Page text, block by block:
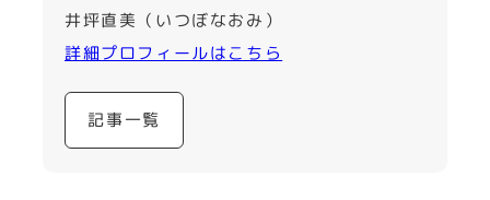
井坪直美（いつぼなおみ）
詳細プロフィールはこちら
記事一覧